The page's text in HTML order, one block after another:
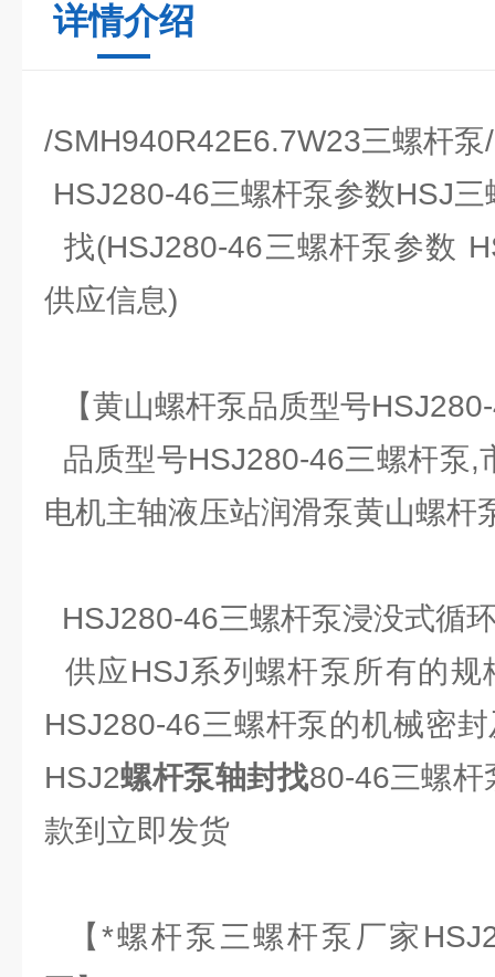
详情介绍
/SMH940R42E6.7W23三螺杆泵
HSJ280-46三螺杆泵参数HSJ
找(HSJ280-46三螺杆泵参数
供应信息)
【黄山螺杆泵品质型号
品质型号HSJ280-46三螺杆泵,
电机主轴液压站润滑泵黄山螺杆
HSJ280-46三螺杆泵浸没式循
供应HSJ系列螺杆泵所有的
HSJ280-46三螺杆泵的机械密
HSJ2螺杆泵轴封找80-46三螺杆
款到立即发货
【*螺杆泵三螺杆泵厂家